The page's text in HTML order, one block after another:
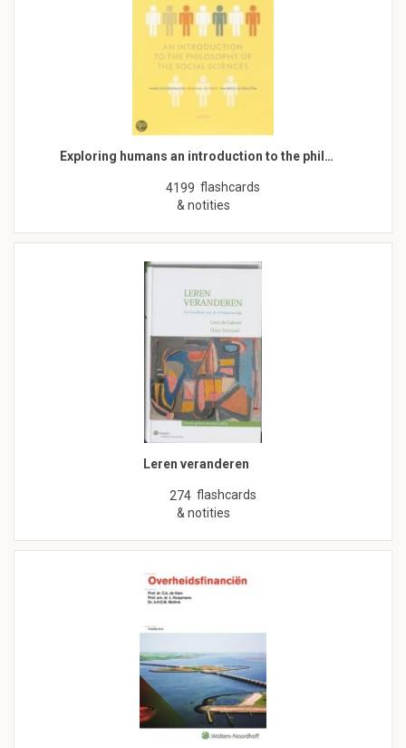
Exploring humans an introduction to the phil…
4199 flashcards
& notities
Leren veranderen
274 flashcards
& notities